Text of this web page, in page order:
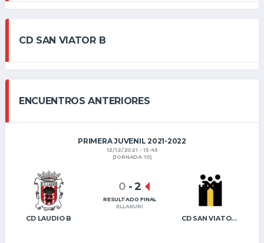
CD SAN VIATOR B
ENCUENTROS ANTERIORES
PRIMERA JUVENIL 2021-2022
12/12/2021 - 15:45
(JORNADA 10)
CD LAUDIO B CD SAN VIATOR B
0 -2
RESULTADO FINAL
ELLAKURI